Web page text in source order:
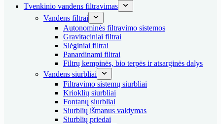
Tvenkinio vandens filtravimas
Vandens filtrai
Autonominės filtravimo sistemos
Gravitaciniai filtrai
Slėginiai filtrai
Panardinami filtrai
Filtrų kempinės, bio terpės ir atsarginės dalys
Vandens siurbliai
Filtravimo sistemų siurbliai
Krioklių siurbliai
Fontanų siurbliai
Siurblių išmanus valdymas
Siurblių priedai